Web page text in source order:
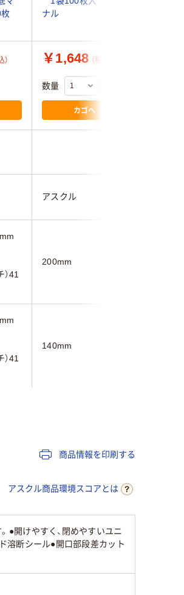
ナル
） ￥1,648 （税込）
数量
カゴへ
アスクル
41
200mm
41
140mm
25 商品情報を印刷する
アスクル商品環境スコアとは
●開けやすく、閉めやすいユニ
溶断シール●開口部段差カット